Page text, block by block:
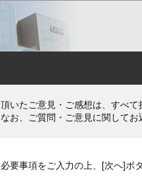
頂いたご意見・ご感想は、すべて
なお、ご質問・ご意見に関してお
必要事項をご入力の上、[次へ]ボ